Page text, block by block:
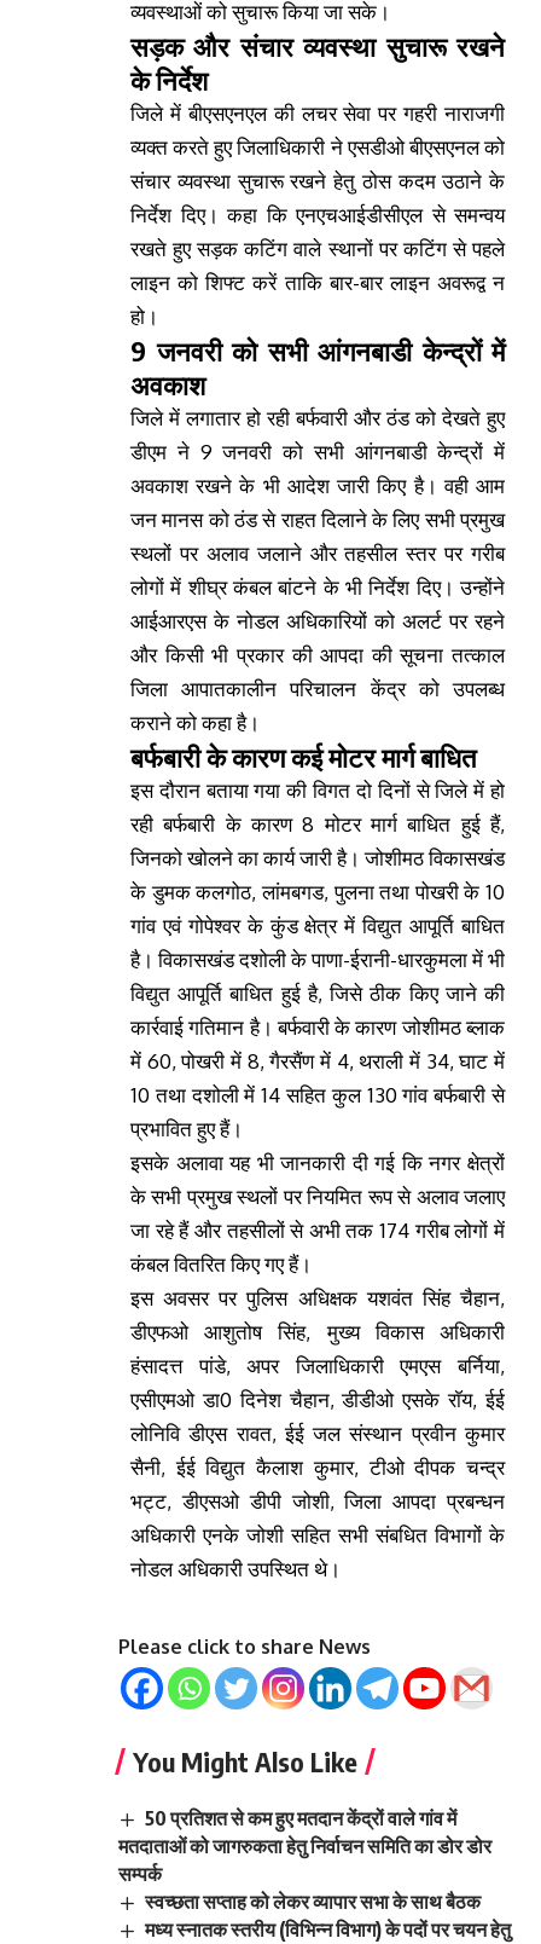
व्यवस्थाओं को सुचारू किया जा सके।
सड़क और संचार व्यवस्था सुचारू रखने
के निर्देश
जिले में बीएसएनएल की लचर सेवा पर गहरी नाराजगी
व्यक्त करते हुए जिलाधिकारी ने एसडीओ बीएसएनल को
संचार व्यवस्था सुचारू रखने हेतु ठोस कदम उठाने के
निर्देश दिए। कहा कि एनएचआईडीसीएल से समन्वय
रखते हुए सड़क कटिंग वाले स्थानों पर कटिंग से पहले
लाइन को शिफ्ट करें ताकि बार-बार लाइन अवरूद्व न
हो।
9 जनवरी को सभी आंगनबाडी केन्द्रों में
अवकाश
जिले में लगातार हो रही बर्फवारी और ठंड को देखते हुए
डीएम ने 9 जनवरी को सभी आंगनबाडी केन्द्रों में
अवकाश रखने के भी आदेश जारी किए है। वही आम
जन मानस को ठंड से राहत दिलाने के लिए सभी प्रमुख
स्थलों पर अलाव जलाने और तहसील स्तर पर गरीब
लोगों में शीघ्र कंबल बांटने के भी निर्देश दिए। उन्होंने
आईआरएस के नोडल अधिकारियों को अलर्ट पर रहने
और किसी भी प्रकार की आपदा की सूचना तत्काल
जिला आपातकालीन परिचालन केंद्र को उपलब्ध
कराने को कहा है।
बर्फबारी के कारण कई मोटर मार्ग बाधित
इस दौरान बताया गया की विगत दो दिनों से जिले में हो
रही बर्फबारी के कारण 8 मोटर मार्ग बाधित हुई हैं,
जिनको खोलने का कार्य जारी है। जोशीमठ विकासखंड
के डुमक कलगोठ, लांमबगड, पुलना तथा पोखरी के 10
गांव एवं गोपेश्वर के कुंड क्षेत्र में विद्युत आपूर्ति बाधित
है। विकासखंड दशोली के पाणा-ईरानी-धारकुमला में भी
विद्युत आपूर्ति बाधित हुई है, जिसे ठीक किए जाने की
कार्रवाई गतिमान है। बर्फवारी के कारण जोशीमठ ब्लाक
में 60, पोखरी में 8, गैरसैंण में 4, थराली में 34, घाट में
10 तथा दशोली में 14 सहित कुल 130 गांव बर्फबारी से
प्रभावित हुए हैं।
इसके अलावा यह भी जानकारी दी गई कि नगर क्षेत्रों
के सभी प्रमुख स्थलों पर नियमित रूप से अलाव जलाए
जा रहे हैं और तहसीलों से अभी तक 174 गरीब लोगों में
कंबल वितरित किए गए हैं।
इस अवसर पर पुलिस अधिक्षक यशवंत सिंह चैहान,
डीएफओ आशुतोष सिंह, मुख्य विकास अधिकारी
हंसादत्त पांडे, अपर जिलाधिकारी एमएस बर्निया,
एसीएमओ डा0 दिनेश चैहान, डीडीओ एसके राॅय, ईई
लोनिवि डीएस रावत, ईई जल संस्थान प्रवीन कुमार
सैनी, ईई विद्युत कैलाश कुमार, टीओ दीपक चन्द्र
भट्ट, डीएसओ डीपी जोशी, जिला आपदा प्रबन्धन
अधिकारी एनके जोशी सहित सभी संबधित विभागों के
नोडल अधिकारी उपस्थित थे।
Please click to share News
You Might Also Like
50 प्रतिशत से कम हुए मतदान केंद्रों वाले गांव में
मतदाताओं को जागरुकता हेतु निर्वाचन समिति का डोर डोर
सम्पर्क
स्वच्छता सप्ताह को लेकर व्यापार सभा के साथ बैठक
मध्य स्नातक स्तरीय (विभिन्न विभाग) के पदों पर चयन हेतु